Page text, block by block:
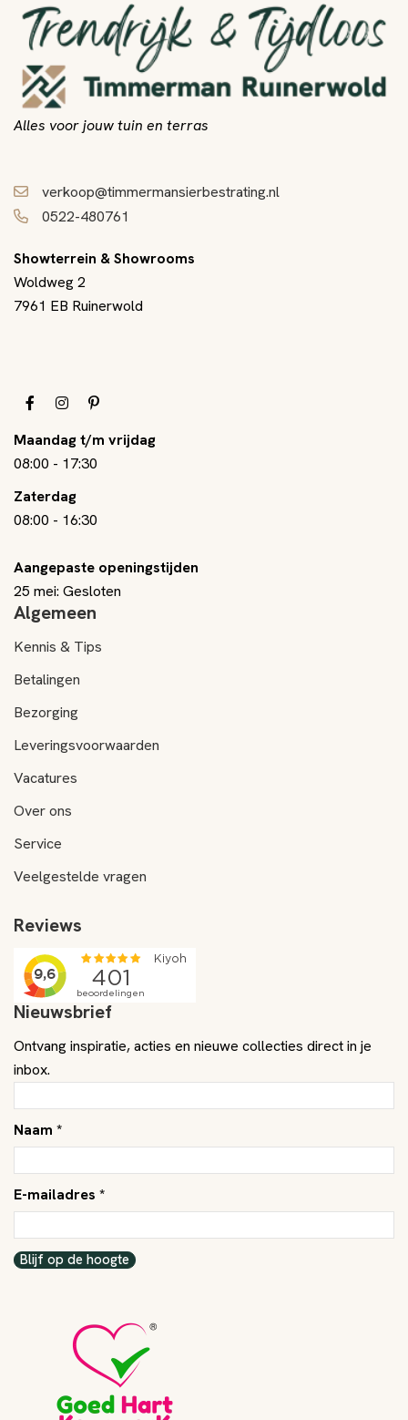
Alles voor jouw tuin en terras
verkoop@timmermansierbestrating.nl
0522-480761
Showterrein & Showrooms
Woldweg 2
7961 EB Ruinerwold
Maandag t/m vrijdag
08:00 - 17:30
Zaterdag
08:00 - 16:30
Aangepaste openingstijden
25 mei: Gesloten
Algemeen
Kennis & Tips
Betalingen
Bezorging
Leveringsvoorwaarden
Vacatures
Over ons
Service
Veelgestelde vragen
Reviews
Nieuwsbrief
Ontvang inspiratie, acties en nieuwe collecties direct in je
inbox.
Naam *
E-mailadres *
Blijf op de hoogte